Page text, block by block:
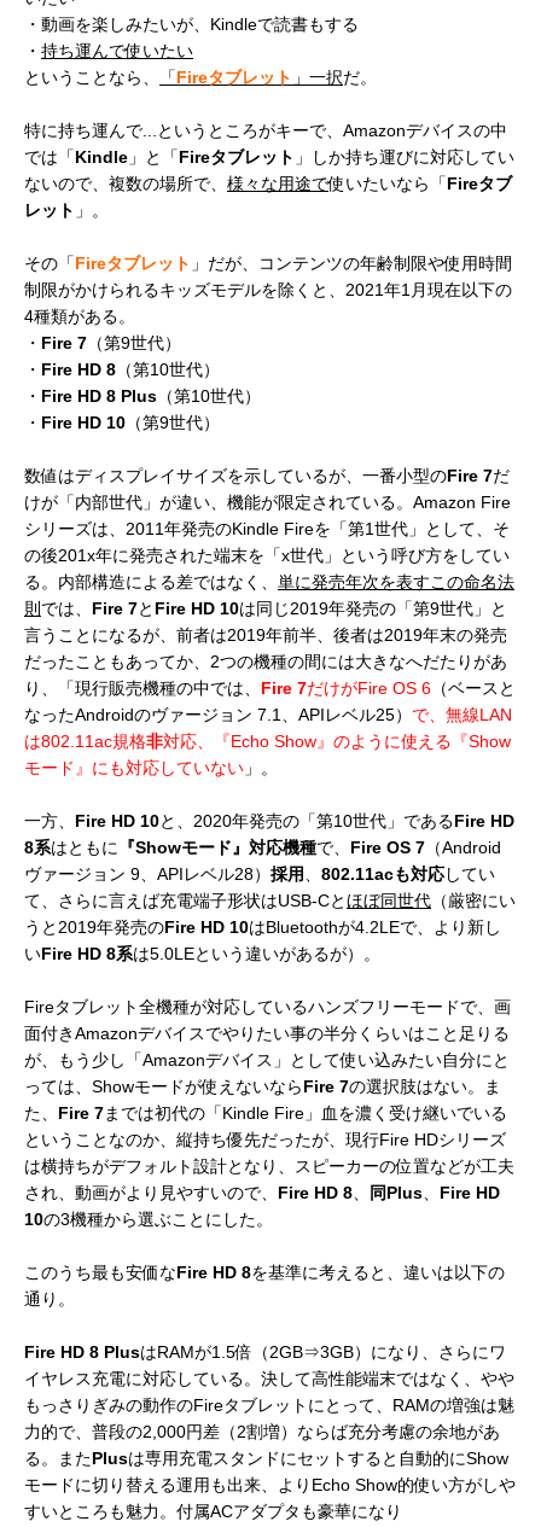
・動画を楽しみたいが、Kindleで読書もする
・ 持ち運んで使いたい
ということなら、
「Fireタブレット 」一択だ。
特に持ち運んで...というところがキーで、Amazonデバイスの中
では「Kindle 」と「Fireタブレット 」しか持ち運びに対応してい
ないので、複数の場所で、 様々な用途で使いたいなら「Fireタブ
レット 」。
その「Fireタブレット 」だが、コンテンツの年齢制限や使用時間
制限がかけられるキッズモデルを除くと、2021年1月現在以下の
4種類がある。
・ Fire 7 （第9世代）
・ Fire HD 8 （第10世代）
・ Fire HD 8 Plus （第10世代）
・ Fire HD 10 （第9世代）
数値はディスプレイサイズを示しているが、一番小型のFire 7だ
けが「内部世代」が違い、機能が限定されている。Amazon Fire
シリーズは、2011年発売のKindle Fireを「第1世代」として、そ
の後201x年に発売された端末を「x世代」という呼び方をしてい
る。内部構造による差ではなく、 単に発売年次を表すこの命名法
則 では、 Fire 7と Fire HD 10は同じ2019年発売の「第9世代」と
言うことになるが、前者は2019年前半、後者は2019年末の発売
だったこともあってか、2つの機種の間には大きなへだたりがあ
り、「現行販売機種の中では、 Fire 7だけがFire OS 6 （ベースと
なったAndroidのヴァージョン 7.1、APIレベル25） で、無線LAN
は802.11ac規格非対応、『Echo Show』のように使える『Show
モード』にも対応していない 」。
一方、 Fire HD 10と、2020年発売の「第10世代」であるFire HD
8系はともに 『Showモード』対応機種で、 Fire OS 7 （Android
ヴァージョン 9、APIレベル28） 採用 802.11acも対応してい
て、さらに言えば充電端子形状はUSB-Cとほぼ同世代 （厳密にい
うと2019年発売のFire HD 10はBluetoothが4.2LEで、より新し
いFire HD 8系は5.0LEという違いがあるが）。
Fireタブレット全機種が対応しているハンズフリーモードで、画
面付きAmazonデバイスでやりたい事の半分くらいはこと足りる
が、もう少し「Amazonデバイス」として使い込みたい自分にと
っては、Showモードが使えないならFire 7の選択肢はない。ま
た、 Fire 7までは初代の「Kindle Fire」血を濃く受け継いでいる
ということなのか、縦持ち優先だったが、現行Fire HDシリーズ
は横持ちがデフォルト設計となり、スピーカーの位置などが工夫
され、動画がより見やすいので、 Fire HD 8 同Plus
Fire HD
10の3機種から選ぶことにした。
このうち最も安価なFire HD 8を基準に考えると、違いは以下の
通り。
Fire HD 8 PlusはRAMが1.5倍（2GB⇒3GB）になり、さらにワ
イヤレス充電に対応している。決して高性能端末ではなく、やや
もっさりぎみの動作のFireタブレットにとって、RAMの増強は魅
力的で、普段の2,000円差（2割増）ならば充分考慮の余地があ
る。またPlusは専用充電スタンドにセットすると自動的にShow
モードに切り替える運用も出来、よりEcho Show的使い方がしや
すいところも魅力。付属ACアダプタも豪華になり